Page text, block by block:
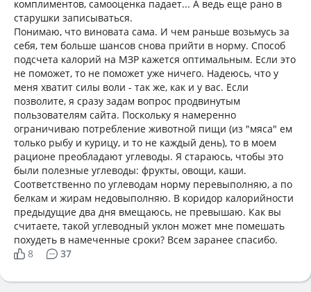
комплиментов, самооценка падает... А ведь еще рано в
старушки записываться.
Понимаю, что виновата сама. И чем раньше возьмусь за
себя, тем больше шансов снова прийти в норму. Способ
подсчета калорий на МЗР кажется оптимальным. Если это
не поможет, то не поможет уже ничего. Надеюсь, что у
меня хватит силы воли - так же, как и у вас. Если
позволите, я сразу задам вопрос продвинутым
пользователям сайта. Поскольку я намеренно
ограничиваю потребление животной пищи (из "мяса" ем
только рыбу и курицу, и то не каждый день), то в моем
рационе преобладают углеводы. Я стараюсь, чтобы это
были полезные углеводы: фрукты, овощи, каши.
Соответственно по углеводам норму перевыполняю, а по
белкам и жирам недовыполняю. В коридор калорийности
предыдущие два дня вмещаюсь, не превышаю. Как вы
считаете, такой углеводный уклон может мне помешать
похудеть в намеченные сроки? Всем заранее спасибо.
8
37